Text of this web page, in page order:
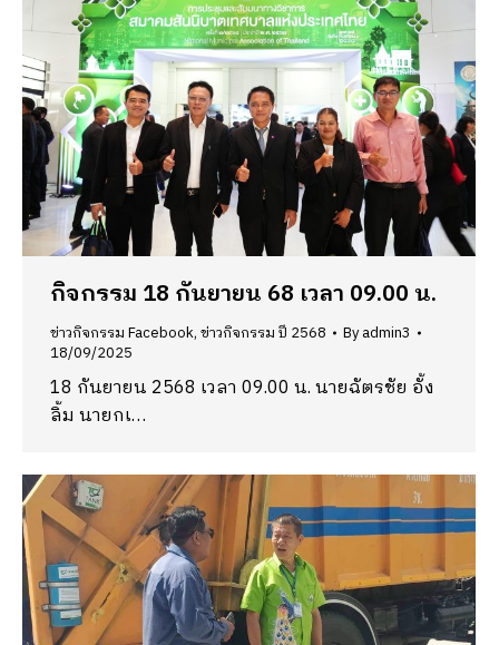
กิจกรรม 18 กันยายน 68 เวลา 09.00 น.
ข่าวกิจกรรม Facebook,ข่าวกิจกรรม ปี 2568 Byadmin3
18/09/2025
18 กันยายน 2568 เวลา 09.00 น. นายฉัตรชัย อั้ง
ลิ้ม นายกเ…